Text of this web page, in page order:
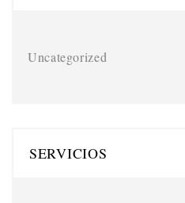
Uncategorized
SERVICIOS